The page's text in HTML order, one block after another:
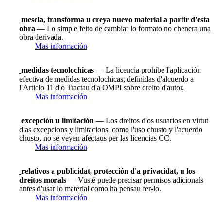
mescla, transforma u creya nuevo material a partir d'esta
obra — Lo simple feito de cambiar lo formato no chenera una
obra derivada.
Mas información
medidas tecnolochicas — La licencia prohibe l'aplicación
efectiva de medidas tecnolochicas, definidas d'alcuerdo a
l'Articlo 11 d'o Tractau d'a OMPI sobre dreito d'autor.
Mas información
excepción u limitación — Los dreitos d'os usuarios en virtut
d'as excepcions y limitacions, como l'uso chusto y l'acuerdo
chusto, no se veyen afectaus per las licencias CC.
Mas información
relativos a publicidat, protección d'a privacidat, u los
dreitos morals — Vusté puede precisar permisos adicionals
antes d'usar lo material como ha pensau fer-lo.
Mas información